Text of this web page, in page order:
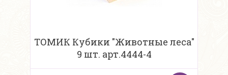
ТОМИК Кубики "Животные леса"
9 шт. арт.4444-4